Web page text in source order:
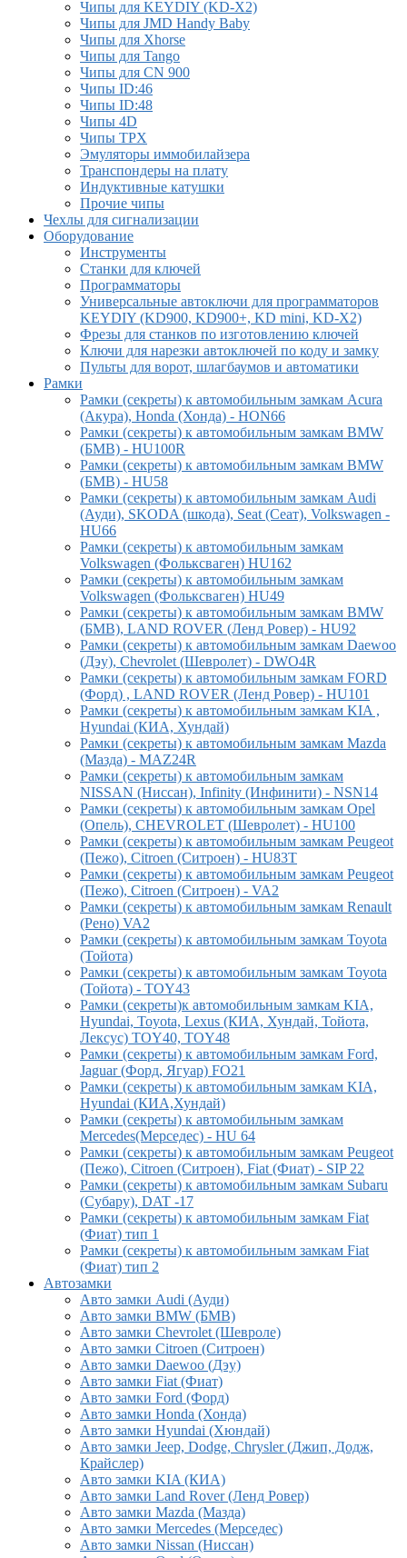
Чипы для KEYDIY (KD-X2)
Чипы для JMD Handy Baby
Чипы для Xhorse
Чипы для Tango
Чипы для CN 900
Чипы ID:46
Чипы ID:48
Чипы 4D
Чипы TPX
Эмуляторы иммобилайзера
Транспондеры на плату
Индуктивные катушки
Прочие чипы
Чехлы для сигнализации
Оборудование
Инструменты
Cтанки для ключей
Программаторы
Универсальные автоключи для программаторов
KEYDIY (KD900, KD900+, KD mini, KD-X2)
Фрезы для станков по изготовлению ключей
Ключи для нарезки автоключей по коду и замку
Пульты для ворот, шлагбаумов и автоматики
Рамки
Рамки (секреты) к автомобильным замкам Acura
(Акура), Honda (Хонда) - HON66
Рамки (секреты) к автомобильным замкам BMW
(БМВ) - HU100R
Рамки (секреты) к автомобильным замкам BMW
(БМВ) - HU58
Рамки (секреты) к автомобильным замкам Audi
(Ауди), SKODA (шкода), Seat (Сеат), Volkswagen -
HU66
Рамки (секреты) к автомобильным замкам
Volkswagen (Фольксваген) HU162
Рамки (секреты) к автомобильным замкам
Volkswagen (Фольксваген) HU49
Рамки (секреты) к автомобильным замкам BMW
(БМВ), LAND ROVER (Ленд Ровер) - HU92
Рамки (секреты) к автомобильным замкам Daewoo
(Дэу), Chevrolet (Шевролет) - DWO4R
Рамки (секреты) к автомобильным замкам FORD
(Форд) , LAND ROVER (Ленд Ровер) - HU101
Рамки (секреты) к автомобильным замкам KIA ,
Hyundai (КИА, Хундай)
Рамки (секреты) к автомобильным замкам Mazda
(Мазда) - MAZ24R
Рамки (секреты) к автомобильным замкам
NISSAN (Ниссан), Infinity (Инфинити) - NSN14
Рамки (секреты) к автомобильным замкам Opel
(Опель), CHEVROLET (Шевролет) - HU100
Рамки (секреты) к автомобильным замкам Peugeot
(Пежо), Citroen (Ситроен) - HU83T
Рамки (секреты) к автомобильным замкам Peugeot
(Пежо), Citroen (Ситроен) - VA2
Рамки (секреты) к автомобильным замкам Renault
(Рено) VA2
Рамки (секреты) к автомобильным замкам Toyota
(Тойота)
Рамки (секреты) к автомобильным замкам Toyota
(Тойота) - TOY43
Рамки (секреты)к автомобильным замкам KIA,
Hyundai, Toyota, Lexus (КИА, Хундай, Тойота,
Лексус) TOY40, TOY48
Рамки (секреты) к автомобильным замкам Ford,
Jaguar (Форд, Ягуар) FO21
Рамки (секреты) к автомобильным замкам KIA,
Hyundai (КИА,Хундай)
Рамки (секреты) к автомобильным замкам
Mercedes(Мерседес) - HU 64
Рамки (секреты) к автомобильным замкам Peugeot
(Пежо), Citroen (Ситроен), Fiat (Фиат) - SIP 22
Рамки (секреты) к автомобильным замкам Subaru
(Субару), DAT -17
Рамки (секреты) к автомобильным замкам Fiat
(Фиат) тип 1
Рамки (секреты) к автомобильным замкам Fiat
(Фиат) тип 2
Автозамки
Авто замки Audi (Ауди)
Авто замки BMW (БМВ)
Авто замки Chevrolet (Шевроле)
Авто замки Citroen (Ситроен)
Авто замки Daewoo (Дэу)
Авто замки Fiat (Фиат)
Авто замки Ford (Форд)
Авто замки Honda (Хонда)
Авто замки Hyundai (Хюндай)
Авто замки Jeep, Dodge, Chrysler (Джип, Додж,
Крайслер)
Авто замки KIA (КИА)
Авто замки Land Rover (Ленд Ровер)
Авто замки Mazda (Мазда)
Авто замки Mercedes (Мерседес)
Авто замки Nissan (Ниссан)